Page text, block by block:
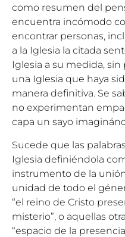
como resumen del
encuentra incómodo
encontrar personas,
a la Iglesia la citada
Iglesia a su medida,
una Iglesia que haya
manera definitiva. Se
no experimentan
capa un sayo
Sucede que las
Iglesia definiéndola
instrumento de la
unidad de todo el
“el reino de Cristo
misterio”, o aquellas
“espacio de la